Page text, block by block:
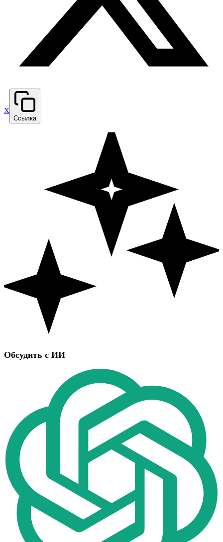
X
Ссылка
Обсудить с ИИ